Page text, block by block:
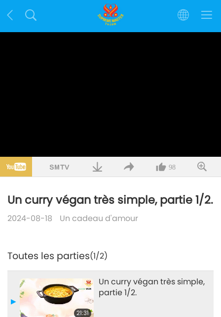
98
Un curry végan très simple, partie 1/2.
2024-08-18 Un cadeau d'amour
Toutes les parties(1/2)
21:31
Un curry végan très simple,
partie 1/2.